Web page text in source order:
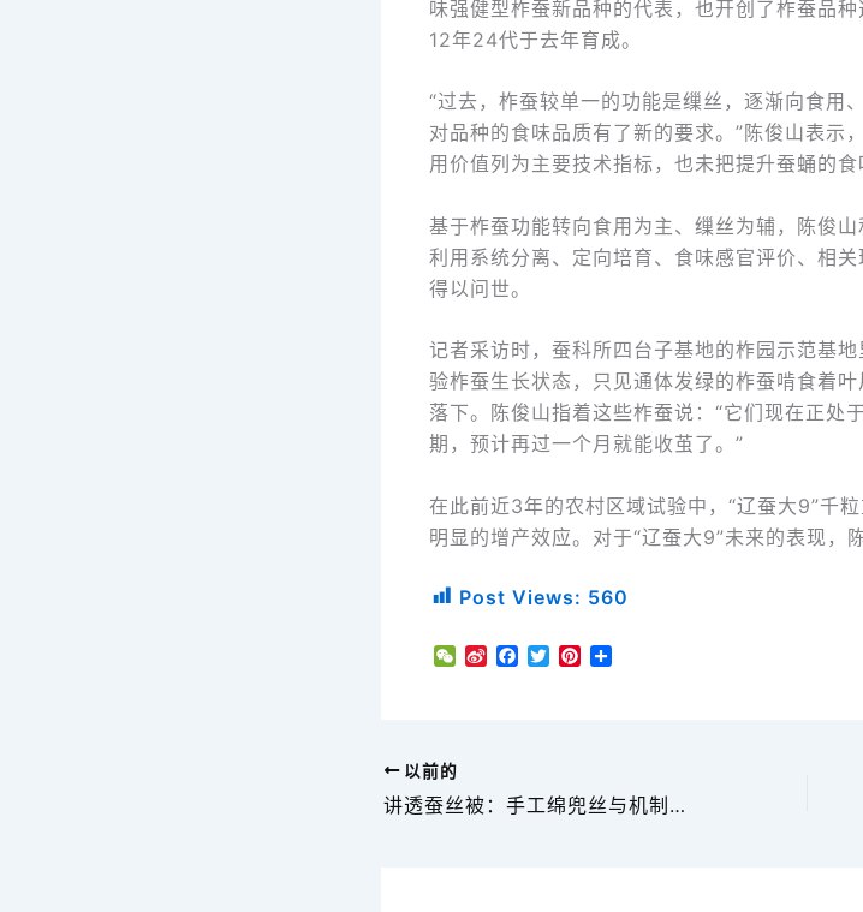
味强健型柞蚕新品种的代表，也开创了柞蚕品
12年24代于去年育成。
“过去，柞蚕较单一的功能是缫丝，逐渐向食用
对品种的食味品质有了新的要求。”陈俊山表示
用价值列为主要技术指标，也未把提升蚕蛹的食
基于柞蚕功能转向食用为主、缫丝为辅，陈俊
利用系统分离、定向培育、食味感官评价、相
得以问世。
记者采访时，蚕科所四台子基地的柞园示范基
验柞蚕生长状态，只见通体发绿的柞蚕啃食着
落下。陈俊山指着这些柞蚕说：“它们现在正处
期，预计再过一个月就能收茧了。”
在此前近3年的农村区域试验中，“辽蚕大9”千
明显的增产效应。对于“辽蚕大9”未来的表现，
Post Views: 560
W
t
S
b
F
k
T
P
s
以前的
讲透蚕丝被：手工绵兜丝与机制丝的特点和区别